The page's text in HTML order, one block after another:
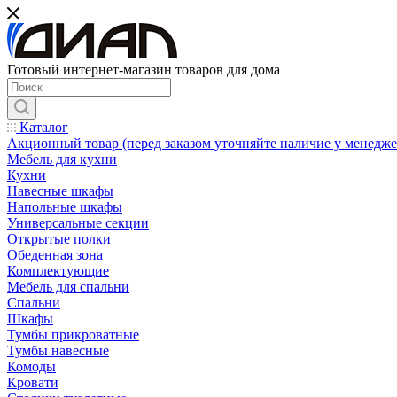
Готовый интернет-магазин товаров для дома
Каталог
Акционный товар (перед заказом уточняйте наличие у
Мебель для кухни
Кухни
Навесные шкафы
Напольные шкафы
Универсальные секции
Открытые полки
Обеденная зона
Комплектующие
Мебель для спальни
Спальни
Шкафы
Тумбы прикроватные
Тумбы навесные
Комоды
Кровати